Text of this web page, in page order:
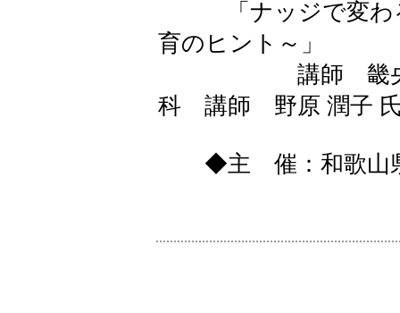
「ナッジで変わる
育のヒント～」
講師 畿央大学
科 講師 野原 潤子
◆主 催：和歌山県